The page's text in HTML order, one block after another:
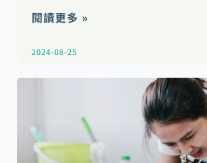
閱讀更多 »
2024-08-25